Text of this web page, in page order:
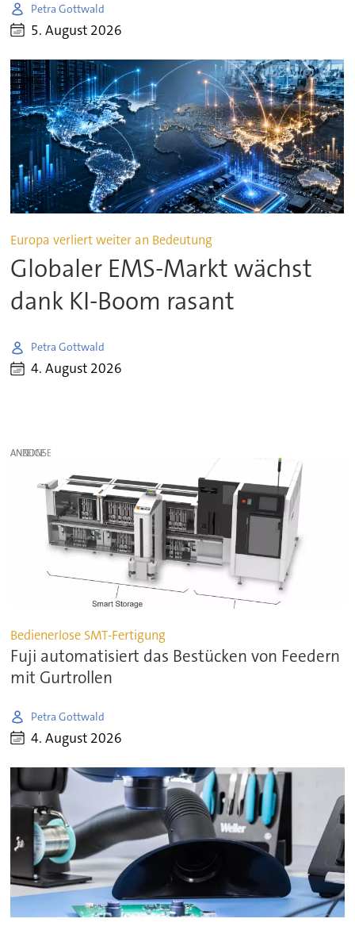
Petra Gottwald
5. August 2026
Europa verliert weiter an Bedeutung
Globaler EMS-Markt wächst
dank KI-Boom rasant
Petra Gottwald
4. August 2026
ANZEIGE
Bedienerlose SMT-Fertigung
Fuji automatisiert das Bestücken von Feedern
mit Gurtrollen
Petra Gottwald
4. August 2026